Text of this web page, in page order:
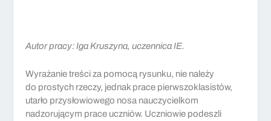
Autor pracy: Iga Kruszyna, uczennica IE.
Wyrażanie treści za pomocą rysunku, nie należy
do prostych rzeczy, jednak prace pierwszoklasistów,
utarło przysłowiowego nosa nauczycielkom
nadzorującym prace uczniów. Uczniowie podeszli